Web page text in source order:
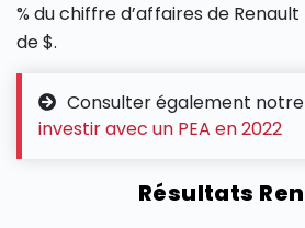
% du chiffre d’affaires de Renault
de $.
Consulter également
investir avec un PEA en 2022
Résultats